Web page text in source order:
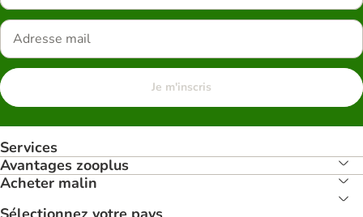
Je m'inscris
Services
Avantages zooplus
Acheter malin